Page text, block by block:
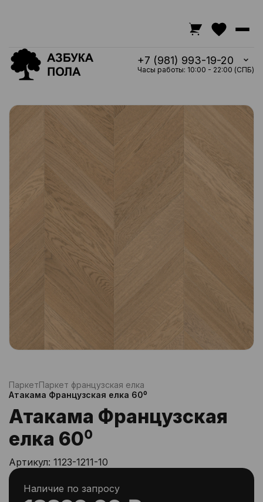
+7 (981) 993-19-20
Часы работы: 10:00 - 22:00 (СПБ)
ПаркетПаркет французская елка
Атакама Французская елка 60⁰
Атакама Французская
елка 60⁰
Артикул: 1123-1211-10
Наличие по запросу